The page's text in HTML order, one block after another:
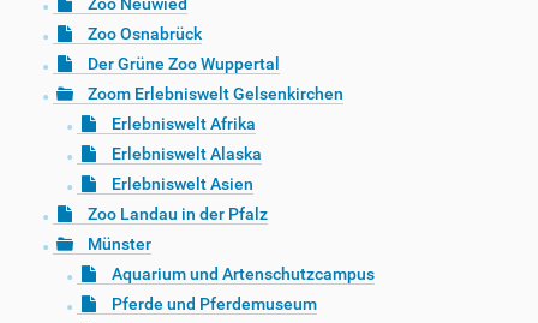
Zoo Neuwied
Zoo Osnabrück
Der Grüne Zoo Wuppertal
Zoom Erlebniswelt Gelsenkirchen
Erlebniswelt Afrika
Erlebniswelt Alaska
Erlebniswelt Asien
Zoo Landau in der Pfalz
Münster
Aquarium und Artenschutzcampus
Pferde und Pferdemuseum